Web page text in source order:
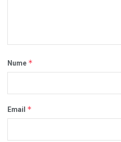
Nume *
Email *